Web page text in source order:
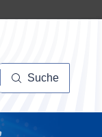
Suche